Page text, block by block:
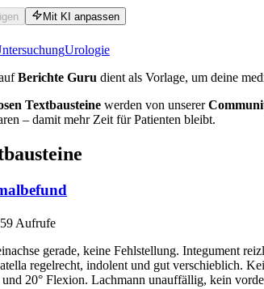
Mit KI anpassen
Urologie
Berichte Guru dient als Vorlage, um deine
Textbausteine werden von unserer
– damit mehr Zeit für Patienten bleibt.
Aufrufe
gerade, keine Fehlstellung. Integument
regelrecht, indolent und gut verschieblich.
20° Flexion. Lachmann unauffällig, kein